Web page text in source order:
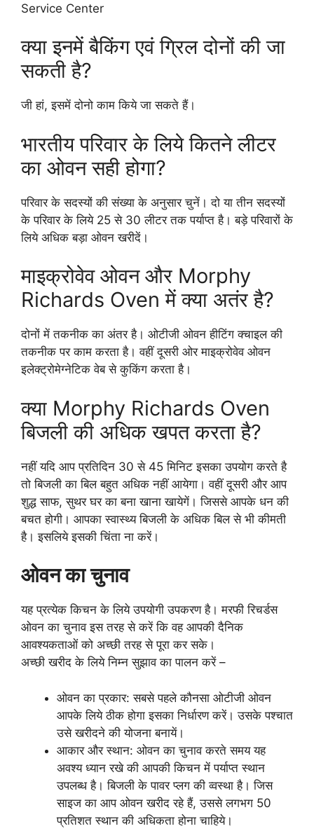
Service Center
क्या इनमें बैकिंग एवं ग्रिल दोनों की जा
सकती है?
जी हां, इसमें दोनो काम किये जा सकते हैं।
भारतीय परिवार के लिये कितने लीटर
का ओवन सही होगा?
परिवार के सदस्यों की संख्या के अनुसार चुनें। दो या तीन सदस्यों
के परिवार के लिये 25 से 30 लीटर तक पर्याप्त है। बड़े परिवारों के
लिये अधिक बड़ा ओवन खरीदें।
माइक्रोवेव ओवन और Morphy
Richards Oven में क्या अतंर है?
दोनों में तकनीक का अंतर है। ओटीजी ओवन हीटिंग क्चाइल की
तकनीक पर काम करता है। वहीं दूसरी ओर माइक्रोवेव ओवन
इलेक्ट्रोमेग्नेटिक वेब से कुकिंग करता है।
क्या Morphy Richards Oven
बिजली की अधिक खपत करता है?
नहीं यदि आप प्रतिदिन 30 से 45 मिनिट इसका उपयोग करते है
तो बिजली का बिल बहुत अधिक नहीं आयेगा। वहीं दूसरी और आप
शुद्ध साफ, सुथर घर का बना खाना खायेगें। जिससे आपके धन की
बचत होगी। आपका स्वास्थ्य बिजली के अधिक बिल से भी कीमती
है। इसलिये इसकी चिंता ना करें।
ओवन का चुनाव
यह प्रत्येक किचन के लिये उपयोगी उपकरण है। मरफी रिचर्डस
ओवन का चुनाव इस तरह से करें कि वह आपकी दैनिक
आवश्यकताओं को अच्छी तरह से पूरा कर सके।
अच्छी खरीद के लिये निम्न सुझाव का पालन करें –
ओवन का प्रकार: सबसे पहले कौनसा ओटीजी ओवन
आपके लिये ठीक होगा इसका निर्धारण करें। उसके पश्चात
उसे खरीदने की योजना बनायें।
आकार और स्थान: ओवन का चुनाव करते समय यह
अवश्य ध्यान रखे की आपकी किचन में पर्याप्त स्थान
उपलब्ध है। बिजली के पावर प्लग की व्वस्था है। जिस
साइज का आप ओवन खरीद रहे हैं, उससे लगभग 50
प्रतिशत स्थान की अधिकता होना चाहिये।